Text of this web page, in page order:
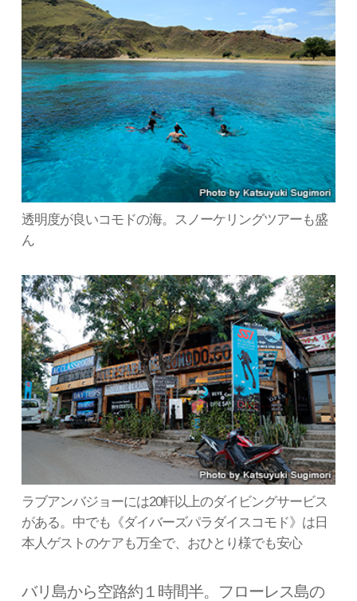
透明度が良いコモドの海。スノーケリングツアーも盛
ん
ラブアンバジョーには20軒以上のダイビングサービス
がある。中でも《ダイバーズパラダイスコモド》は日
本人ゲストのケアも万全で、おひとり様でも安心
バリ島から空路約１時間半。フローレス島の